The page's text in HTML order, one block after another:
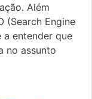
Além
(Search Engine
a entender que
no assunto